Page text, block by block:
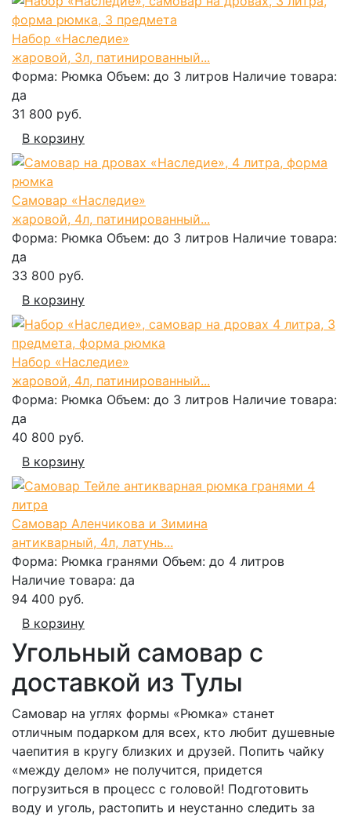
Набор «Наследие»
жаровой, 3л, патинированный...
Форма: Рюмка Объем: до 3 литров Наличие товара:
да
31 800 руб.
В корзину
Самовар «Наследие»
жаровой, 4л, патинированный...
Форма: Рюмка Объем: до 3 литров Наличие товара:
да
33 800 руб.
В корзину
Набор «Наследие»
жаровой, 4л, патинированный...
Форма: Рюмка Объем: до 3 литров Наличие товара:
да
40 800 руб.
В корзину
Самовар Аленчикова и Зимина
антикварный, 4л, латунь...
Форма: Рюмка гранями Объем: до 4 литров
Наличие товара: да
94 400 руб.
В корзину
Угольный самовар с
доставкой из Тулы
Самовар на углях формы «Рюмка» станет
отличным подарком для всех, кто любит душевные
чаепития в кругу близких и друзей. Попить чайку
«между делом» не получится, придется
погрузиться в процесс с головой! Подготовить
воду и уголь, растопить и неустанно следить за